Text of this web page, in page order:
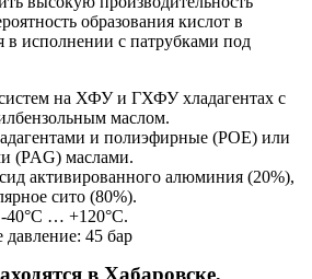
образования кислот в
в исполнении с патрубками под
на ХФУ и ГХФУ хладагентах с
маслом.
и полиэфирные (POE) или
(PAG) маслами.
активированного алюминия (20%),
сито (80%).
-40°C … +120°С.
45 бар